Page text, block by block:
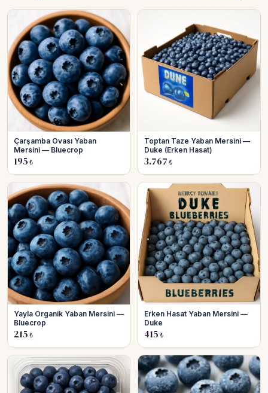
Çarşamba Ovası Yaban
Mersini — Bluecrop
195 ₺
Toptan Taze Yaban Mersini —
Duke (Erken Hasat)
3.767 ₺
Yayla Organik Yaban Mersini —
Bluecrop
215 ₺
Erken Hasat Yaban Mersini —
Duke
415 ₺